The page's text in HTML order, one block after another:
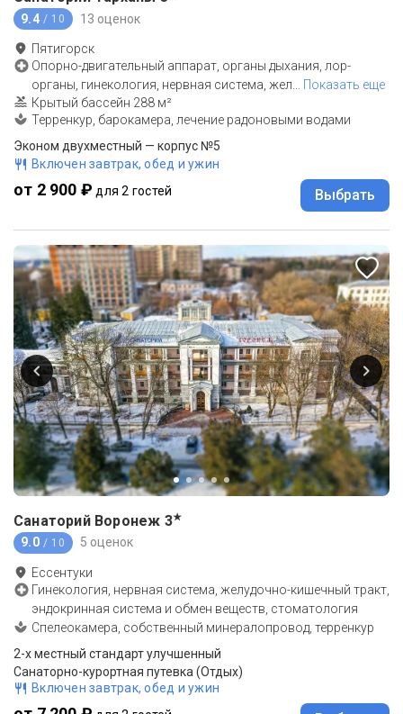
9.4 / 10 13 оценок
Пятигорск
Опорно-двигательный аппарат, органы дыхания, лор-
органы, гинекология, нервная система, жел… Показать еще
Крытый бассейн 288 м²
Терренкур, барокамера, лечение радоновыми водами
Эконом двухместный — корпус №5
Включен завтрак, обед и ужин
от 2 900 ₽ для 2 гостей Выбрать
Санаторий Воронеж 3★
9.0 / 10 5 оценок
Ессентуки
Гинекология, нервная система, желудочно-кишечный тракт,
эндокринная система и обмен веществ, стоматология
Спелеокамера, собственный минералопровод, терренкур
2-x местный стандарт улучшенный
Санаторно-курортная путевка (Отдых)
Включен завтрак, обед и ужин